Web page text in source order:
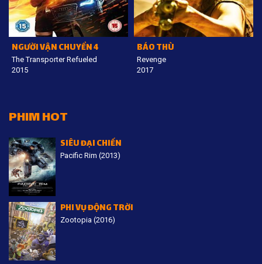
NGƯỜI VẬN CHUYỂN 4
The Transporter Refueled
2015
BÁO THÙ
Revenge
2017
PHIM HOT
SIÊU ĐẠI CHIẾN
Pacific Rim (2013)
PHI VỤ ĐỘNG TRỜI
Zootopia (2016)